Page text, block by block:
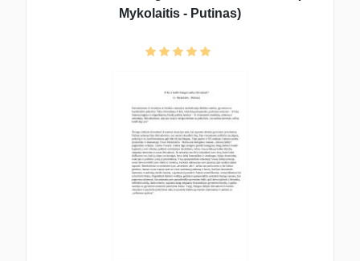
Mykolaitis - Putinas)